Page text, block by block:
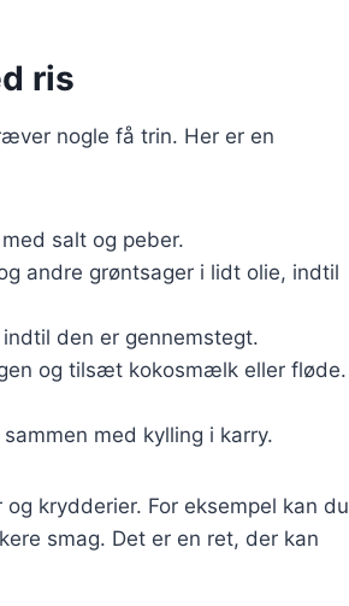
ris
nogle få trin. Her er en
salt og peber.
andre grøntsager i lidt olie, indtil
den er gennemstegt.
og tilsæt kokosmælk eller fløde.
med kylling i karry.
krydderier. For eksempel kan du
smag. Det er en ret, der kan